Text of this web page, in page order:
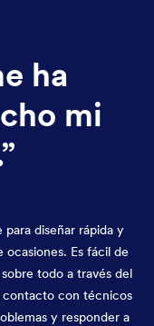
ha
mi
”
diseñar rápida y
Es fácil de
todo a través del
con técnicos
y responder a